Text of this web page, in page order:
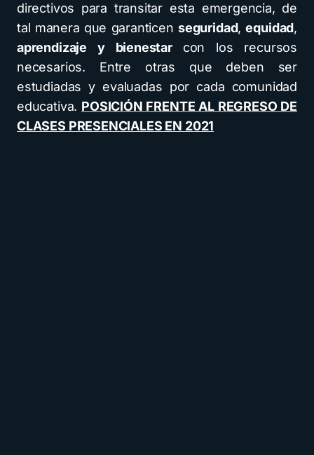
directivos para transitar esta emergencia, de
tal manera que garanticen seguridad,equidad,
aprendizaje y bienestar con los recursos
necesarios. Entre otras que deben ser
estudiadas y evaluadas por cada comunidad
educativa. POSICIÓN FRENTE AL REGRESO DE
CLASES PRESENCIALES EN 2021